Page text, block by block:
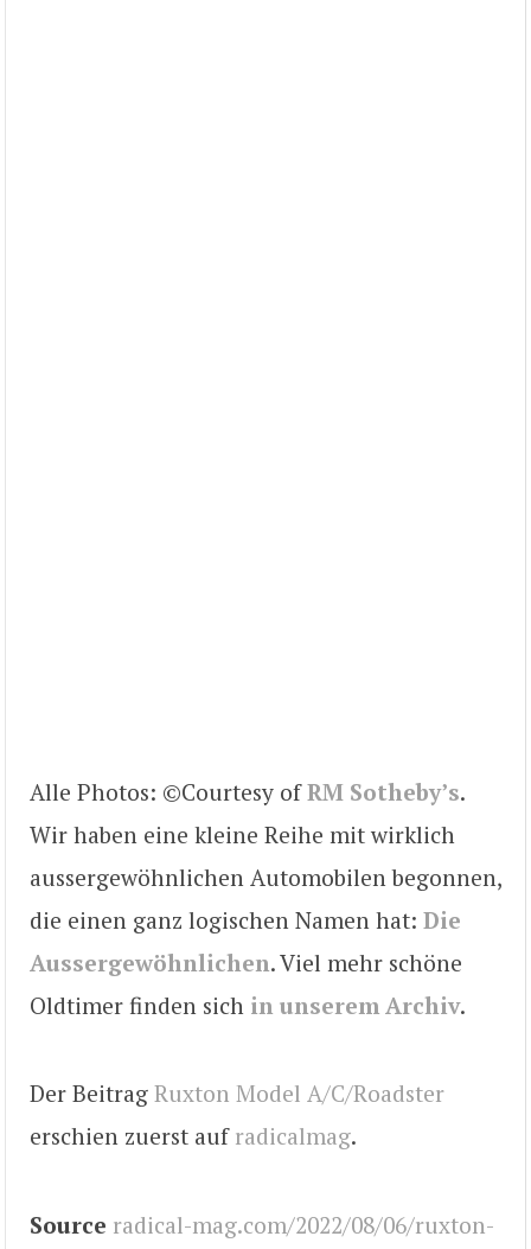
Alle Photos: ©Courtesy ofRM Sotheby’s.
Wir haben eine kleine Reihe mit wirklich
aussergewöhnlichen Automobilen begonnen,
die einen ganz logischen Namen hat: Die
Aussergewöhnlichen. Viel mehr schöne
Oldtimer finden sich in unserem Archiv.
Der Beitrag Ruxton Model A/C/Roadster
erschien zuerst auf radicalmag.
Source radical-mag.com/2022/08/06/ruxton-